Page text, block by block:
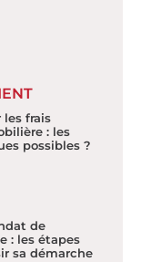
les frais
: les
possibles ?
de
: les étapes
sa démarche